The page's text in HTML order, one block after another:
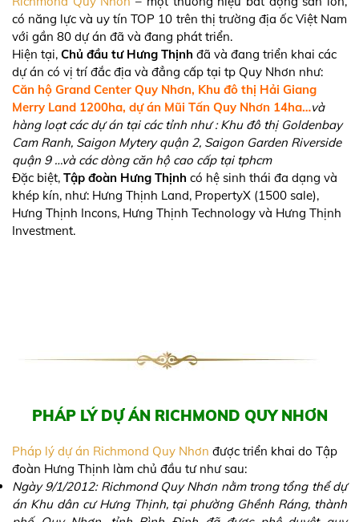
Số lượng căn hộ: 1500 căn
Loại căn hộ: 1PN ( 55m2), 2PN ( 65-77m2), 3PN (86m2)
Thông tin chi tiết khu căn hộ Richmond Quy Nhơn
https://yennhiland.com/can-ho-rich-mond-quy-nhon/
CHỦ ĐẦU TƯ RICHMOND GHỀNH RÁNG QUY
NHƠN LÀ AI
Công ty Cổ phần Tập Đoàn Hưng Thịnh có trụ sở tại 110
Trần Quốc Toản, Phường 7 Quận 3 làChủ đầu tư dự án